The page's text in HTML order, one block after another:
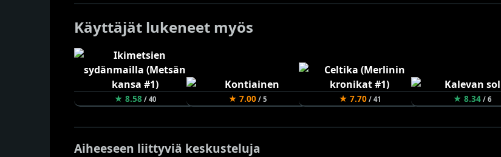
Käyttäjät lukeneet myös
★ 8.58/ 40 ★ 7.00/ 5 ★ 7.70/ 41 ★ 8.34/ 6
Aiheeseen liittyviä keskusteluja